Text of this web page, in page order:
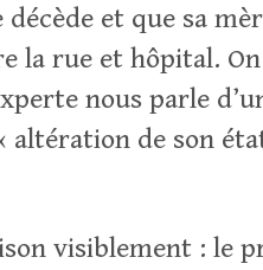
décède et que sa
la rue et hôpital.
nous parle
altération de son
visiblement : le